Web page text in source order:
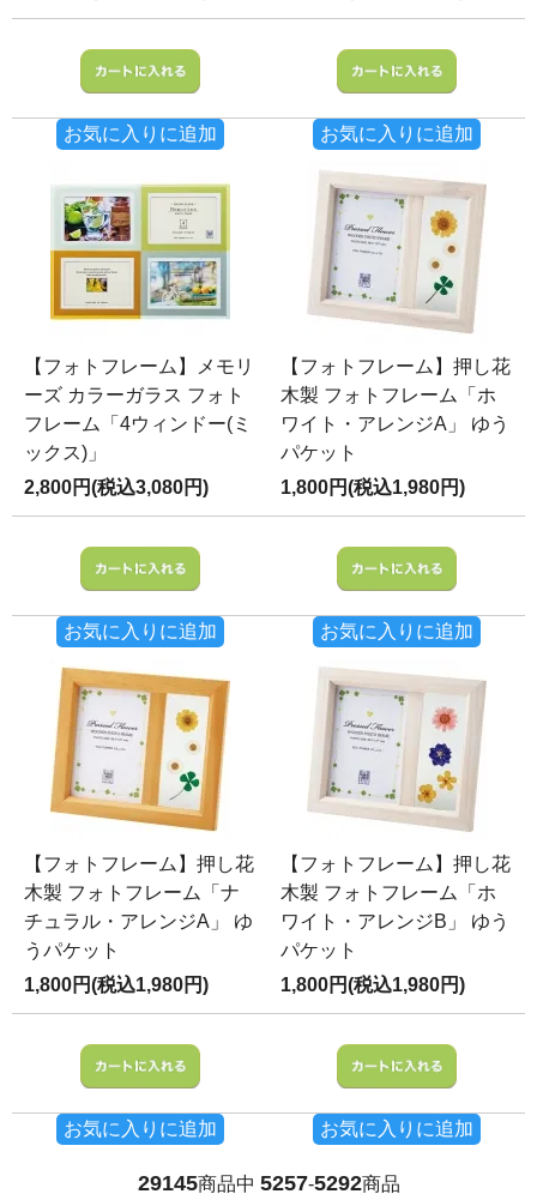
お気に入りに追加 お気に入りに追加
【フォトフレーム】メモリ
ーズ カラーガラス フォト
フレーム「4ウィンドー(ミ
ックス)」
2,800円(税込3,080円)
お気に入りに追加
【フォトフレーム】押し花
木製 フォトフレーム「ホ
ワイト・アレンジA」 ゆう
パケット
1,800円(税込1,980円)
お気に入りに追加
【フォトフレーム】押し花
木製 フォトフレーム「ナ
チュラル・アレンジA」 ゆ
うパケット
1,800円(税込1,980円)
お気に入りに追加
【フォトフレーム】押し花
木製 フォトフレーム「ホ
ワイト・アレンジB」 ゆう
パケット
1,800円(税込1,980円)
お気に入りに追加
29145商品中 5257-5292商品